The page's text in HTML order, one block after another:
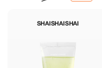
SHAISHAISHAI